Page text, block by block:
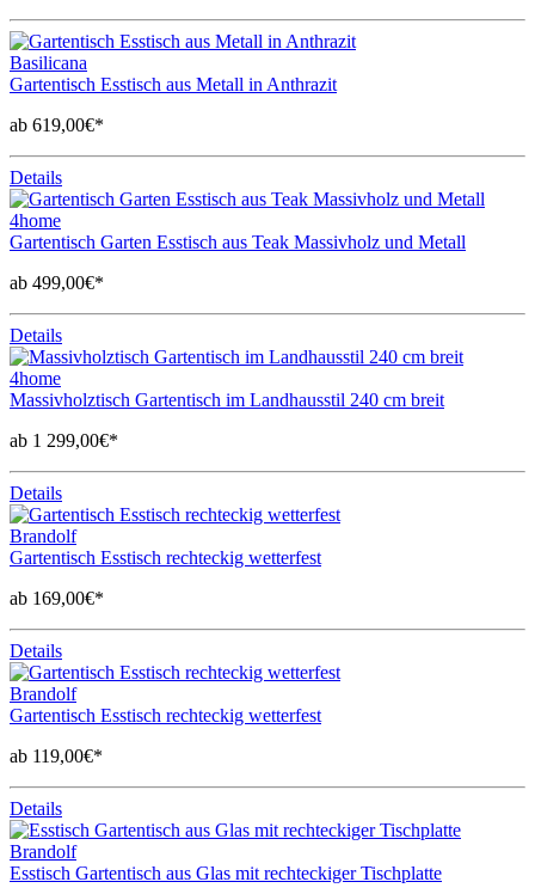
Basilicana
Gartentisch Esstisch aus Metall in Anthrazit
ab 619,00€*
Details
4home
Gartentisch Garten Esstisch aus Teak Massivholz und Metall
ab 499,00€*
Details
4home
Massivholztisch Gartentisch im Landhausstil 240 cm breit
ab 1 299,00€*
Details
Brandolf
Gartentisch Esstisch rechteckig wetterfest
ab 169,00€*
Details
Brandolf
Gartentisch Esstisch rechteckig wetterfest
ab 119,00€*
Details
Brandolf
Esstisch Gartentisch aus Glas mit rechteckiger Tischplatte